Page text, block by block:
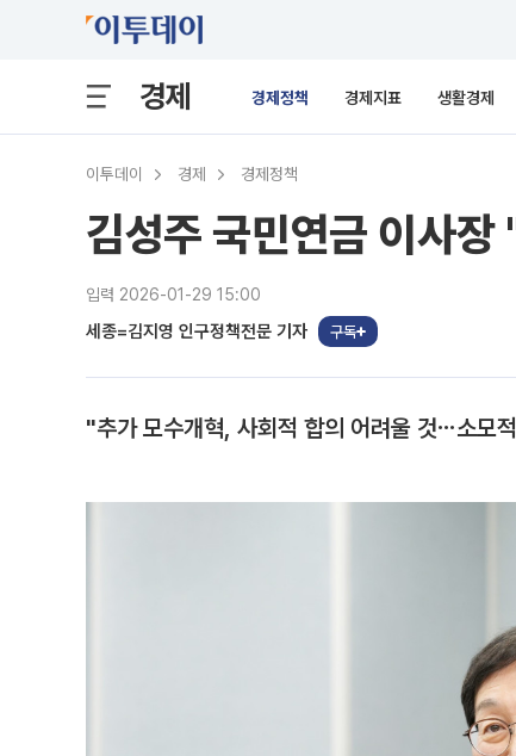
경제 경제정책 경제지표 생활경제
이투데이 경제 경제정책
김성주 국민연금 이사
입력 2026-01-29 15:00
세종=김지영 인구정책전문 기자 구독
"추가 모수개혁, 사회적 합의 어려울 것⋯소모